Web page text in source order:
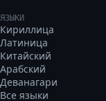
ЯЗЫКИ
Кириллица
Латиница
Китайский
Арабский
Деванагари
Все языки